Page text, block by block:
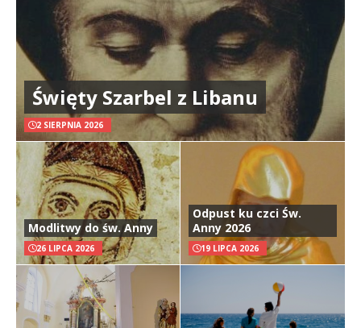
Święty Szarbel z Libanu
2 SIERPNIA 2026
Modlitwy do św. Anny
26 LIPCA 2026
Odpust ku czci Św.
Anny 2026
19 LIPCA 2026